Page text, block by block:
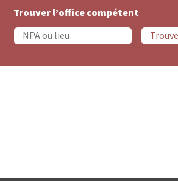
Trouver l’office compétent